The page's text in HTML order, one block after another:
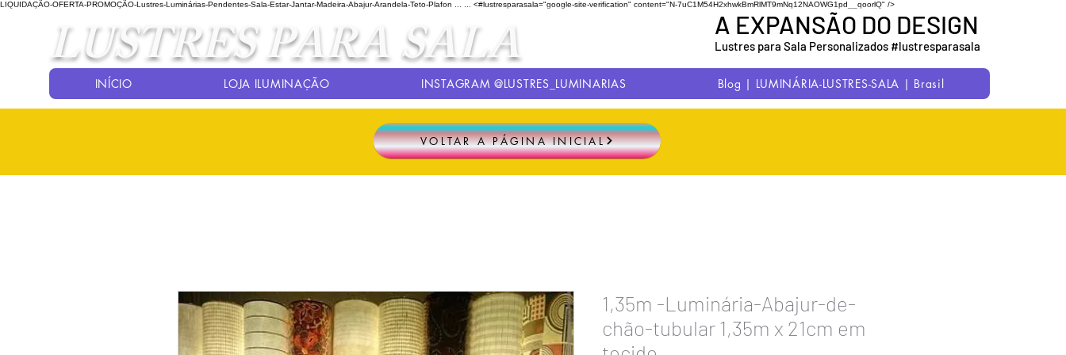
LIQUIDAÇÃO-OFERTA-PROMOÇÃO-Lustres-Luminárias-Pendentes-Sala-Estar-Jantar-Madeira-Abajur-Arandela-Teto-Plafon ... <#lustresparasala="google-site-verification" content="N-7uC1M54H2xhwkBmRlMT9mNq12NAOWG1pd__qoorlQ" />
LUSTRES PARA SALA A EXPANSÃO DO DESIGN
Lustres para Sala Personalizados #lustresparasala
INÍCIO LOJA ILUMINAÇÃO INSTAGRAM @LUSTRES_LUMINARIAS Blog | LUMINÁRIA-LUSTRES-SALA | Brasil
VOLTAR A PÁGINA INICIAL
1,35m -Luminária-Abajur-de-
chão-tubular 1,35m x 21cm em